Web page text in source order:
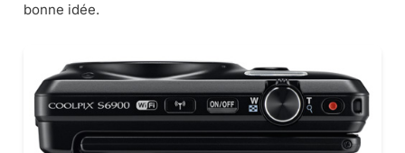
bonne idée.